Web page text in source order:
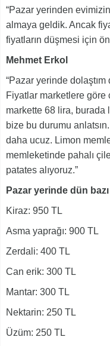
“Pazar yerinden
almaya geldik. Ancak
fiyatların düşmesi için
Mehmet Erkol
“Pazar yerinde
Fiyatlar marketlere
markette 68 lira, burada
bize bu durumu
daha ucuz. Limon
memleketinde pahalı
patates alıyoruz.”
Pazar yerinde dün
Kiraz: 950 TL
Asma yaprağı: 900 TL
Zerdali: 400 TL
Can erik: 300 TL
Mantar: 300 TL
Nektarin: 250 TL
Üzüm: 250 TL